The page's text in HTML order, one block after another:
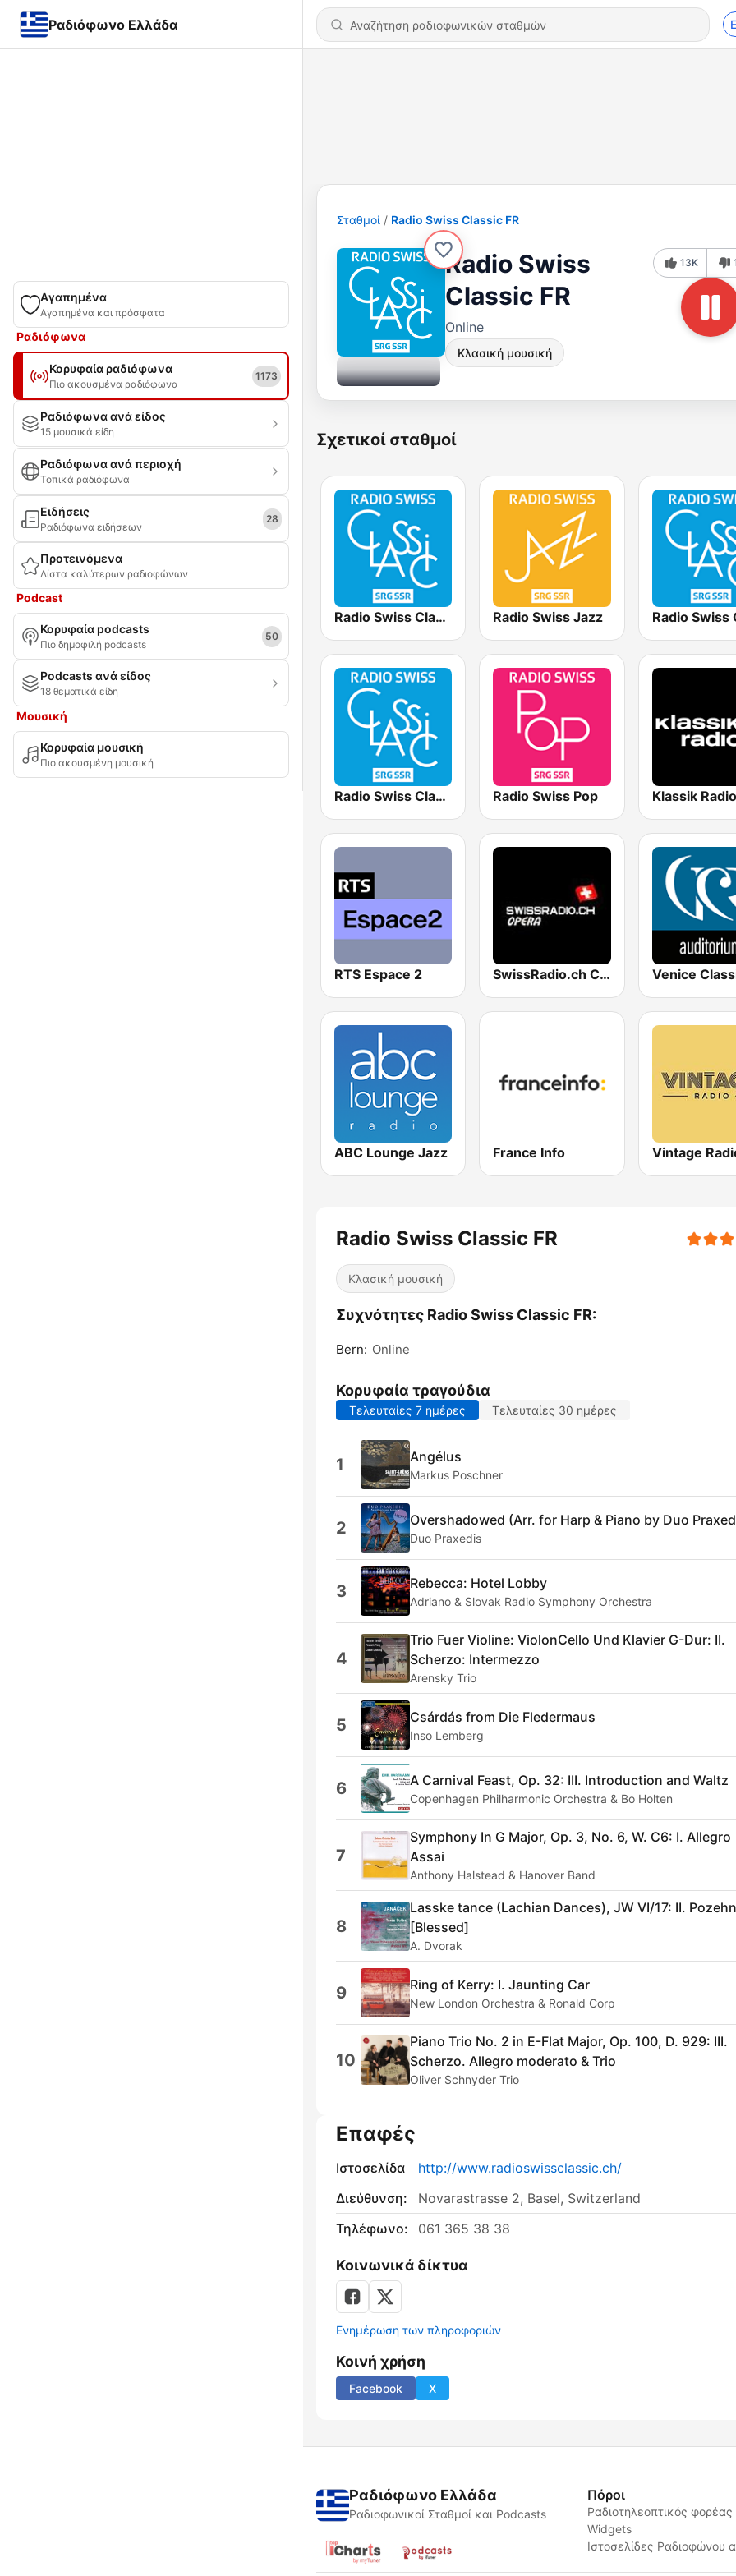
Ραδιόφωνο Ελλάδα
Αγαπημένα
Αγαπημένα και πρόσφατα
Ραδιόφωνα
Κορυφαία ραδιόφωνα
Πιο ακουσμένα ραδιόφωνα
1173
Ραδιόφωνα ανά είδος
15 μουσικά είδη
Ραδιόφωνα ανά περιοχή
Τοπικά ραδιόφωνα
Ειδήσεις
Ραδιόφωνα ειδήσεων
28
Προτεινόμενα
Λίστα καλύτερων ραδιοφώνων
Podcast
Κορυφαία podcasts
Πιο δημοφιλή podcasts
50
Podcasts ανά είδος
18 θεματικά είδη
Μουσική
Κορυφαία μουσική
Πιο ακουσμένη μουσική
Σταθμοί Radio Swiss Classic FR
Radio Swiss
Classic FR
Online
Κλασική μουσική
13K
Σχετικοί σταθμοί
Radio Swiss Classic DE Radio Swiss Jazz
Radio Swiss Classic IT Radio Swiss Pop
RTS Espace 2 SwissRadio.ch Classical Opera
ABC Lounge Jazz France Info Vintage
Radio Swiss Classic FR
Κλασική μουσική
Συχνότητες Radio Swiss Classic FR:
Bern: Online
Κορυφαία τραγούδια
Τελευταίες 7 ημέρες Τελευταίες 30 ημέρες
1 Angélus
Markus Poschner
2 Overshadowed (Arr. for Harp & Piano by Duo
Duo Praxedis
3 Rebecca: Hotel Lobby
Adriano & Slovak Radio Symphony Orchestra
4
Trio Fuer Violine: ViolonCello Und Klavier G-Dur: II.
Scherzo: Intermezzo
Arensky Trio
5 Csárdás from Die Fledermaus
Inso Lemberg
6 A Carnival Feast, Op. 32: III. Introduction and Waltz
Copenhagen Philharmonic Orchestra & Bo Holten
7
Symphony In G Major, Op. 3, No. 6, W. C6: I. Allegro
Assai
Anthony Halstead & Hanover Band
8
Lasske tance (Lachian Dances), JW VI/17: II.
[Blessed]
A. Dvorak
9 Ring of Kerry: I. Jaunting Car
New London Orchestra & Ronald Corp
10
Piano Trio No. 2 in E-Flat Major, Op. 100, D. 929: III.
Scherzo. Allegro moderato & Trio
Oliver Schnyder Trio
Επαφές
Ιστοσελίδα
http://www.radioswissclassic.ch/
Διεύθυνση:
Novarastrasse 2, Basel, Switzerland
Τηλέφωνο:
061 365 38 38
Κοινωνικά δίκτυα
Ενημέρωση των πληροφοριών
Κοινή χρήση
Facebook X
Ραδιόφωνο Ελλάδα
Ραδιοφωνικοί Σταθμοί και Podcasts
Πόροι
Ραδιοτηλεοπτικός φορέας
Widgets
Ιστοσελίδες Ραδιοφώνου